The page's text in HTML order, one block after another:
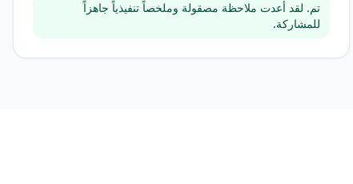
تم. لقد أعدت ملاحظة مصقولة وملخصاً تنفيذياً جاهزاً
للمشاركة.